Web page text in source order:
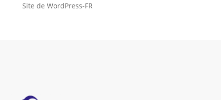
Site de WordPress-FR